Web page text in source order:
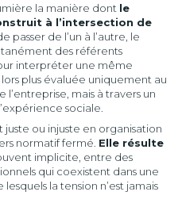
la manière dont le
à l’intersection de
passer de l’un à l’autre, le
des référents
interpréter une même
plus évaluée uniquement au
mais à travers un
sociale.
ou injuste en organisation
normatif fermé. Elle résulte
implicite, entre des
qui coexistent dans une
la tension n’est jamais